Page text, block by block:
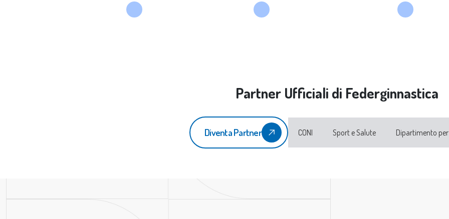
Partner Ufficiali di Federginnastica
Diventa Partner CONI Sport e Salute Dipartimento